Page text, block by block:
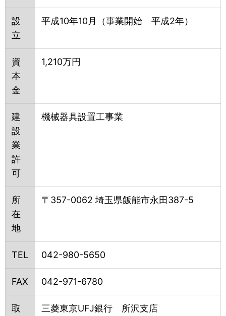
設
立
平成10年10月（事業開始 平成2年）
資
本
金
1,210万円
建
設
業
許
可
機械器具設置工事業
所
在
地
〒357-0062 埼玉県飯能市永田387-5
TEL 042-980-5650
FAX 042-971-6780
取
三菱東京UFJ銀行 所沢支店